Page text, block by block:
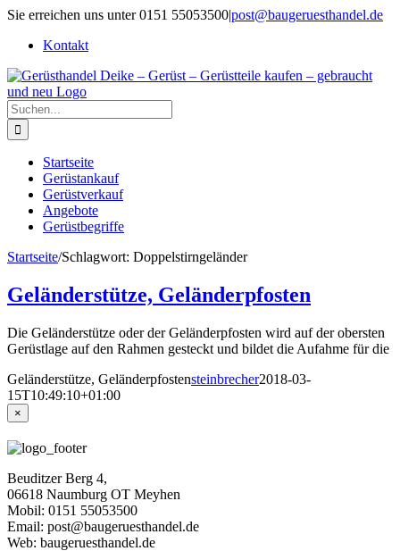
Zum
springen
Sie erreichen uns unter 0151 55053500|post@baugeruesthandel.de
Kontakt
Suche
nach:
Startseite
Gerüstankauf
Gerüstverkauf
Angebote
Gerüstbegriffe
Startseite/Schlagwort: Doppelstirngeländer
Geländerstütze, Geländerpfosten
Die Geländerstütze oder der Geländerpfosten wird auf der obersten
Gerüstlage auf den Rahmen gesteckt und bildet die Aufahme für die
Geländerstütze, Geländerpfostensteinbrecher2018-03-
15T10:49:10+01:00
Close
product
quick
view
×
Beuditzer Berg 4,
06618 Naumburg OT Meyhen
Mobil: 0151 55053500
Email: post@baugeruesthandel.de
Web: baugeruesthandel.de